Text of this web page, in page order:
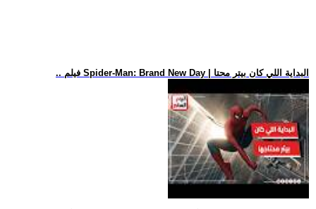
.. فيلم Spider-Man: Brand New Day | البداية اللي كان بيتر محتا